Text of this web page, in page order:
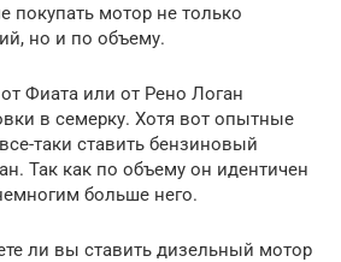
покупать мотор не только
но и по объему.
Фиата или от Рено Логан
в семерку. Хотя вот опытные
таки ставить бензиновый
Так как по объему он идентичен
больше него.
ли вы ставить дизельный мотор